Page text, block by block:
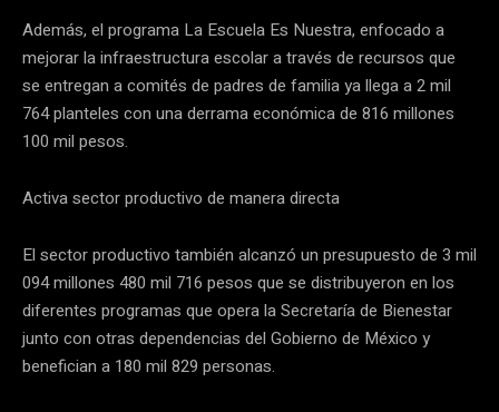
Además, el programa La Escuela Es Nuestra, enfocado a
mejorar la infraestructura escolar a través de recursos que
se entregan a comités de padres de familia ya llega a 2 mil
764 planteles con una derrama económica de 816 millones
100 mil pesos.
Activa sector productivo de manera directa
El sector productivo también alcanzó un presupuesto de 3 mil
094 millones 480 mil 716 pesos que se distribuyeron en los
diferentes programas que opera la Secretaría de Bienestar
junto con otras dependencias del Gobierno de México y
benefician a 180 mil 829 personas.